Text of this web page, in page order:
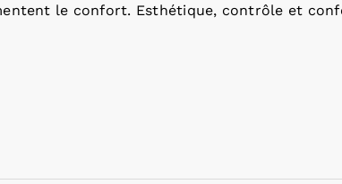
le confort. Esthétique, contrôle et